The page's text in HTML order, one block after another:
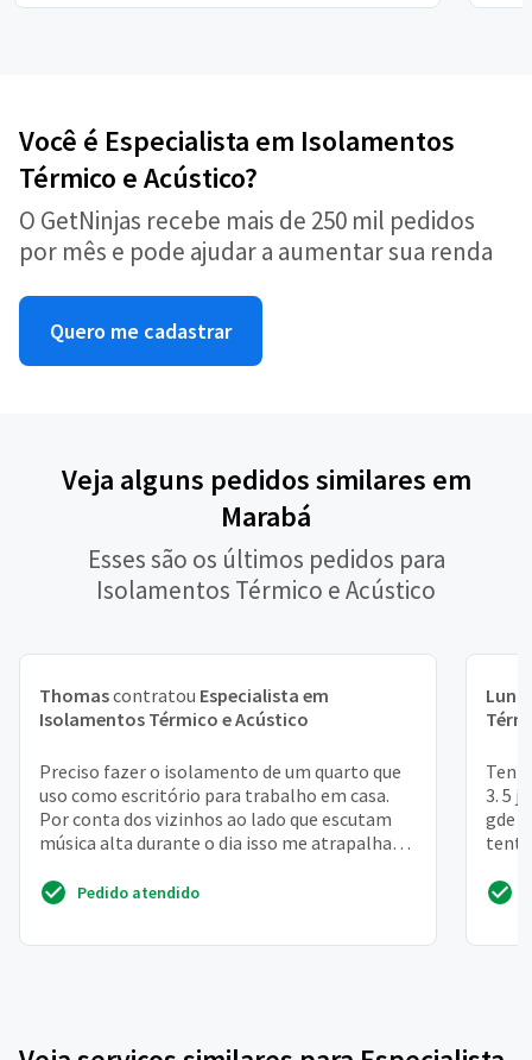
Você é Especialista em Isolamentos
Térmico e Acústico?
O GetNinjas recebe mais de 250 mil pedidos
por mês e pode ajudar a aumentar sua renda
Quero me cadastrar
Veja alguns pedidos similares em
Marabá
Esses são os últimos pedidos para
Isolamentos Térmico e Acústico
Thomascontratou Especialista em
Isolamentos Térmico e Acústico
Preciso fazer o isolamento de um quarto que
uso como escritório para trabalho em casa.
Por conta dos vizinhos ao lado que escutam
música alta durante o dia isso me atrapalha
Pedido atendido
Luna
3. 5
gde